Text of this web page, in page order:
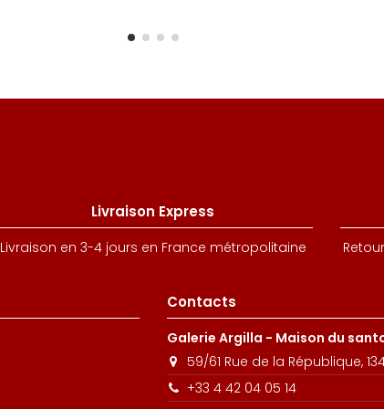
Livraison Express
Livraison en 3-4 jours en France métropolitaine
Contacts
Galerie Argilla - Maison du
59/61 Rue de la République,
+33 4 42 04 05 14